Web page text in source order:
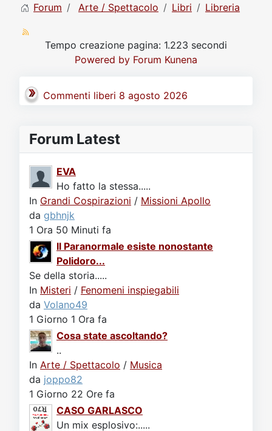
Forum Arte / Spettacolo Libri Libreria
Tempo creazione pagina: 1.223 secondi
Powered by Forum Kunena
Commenti liberi 8 agosto 2026
Forum Latest
EVA
Ho fatto la stessa.....
In Grandi Cospirazioni / Missioni Apollo
da gbhnjk
1 Ora 50 Minuti fa
Il Paranormale esiste nonostante
Polidoro...
Se della storia.....
In Misteri / Fenomeni inspiegabili
da Volano49
1 Giorno 1 Ora fa
Cosa state ascoltando?
..
In Arte / Spettacolo / Musica
da joppo82
1 Giorno 22 Ore fa
CASO GARLASCO
Un mix esplosivo:.....